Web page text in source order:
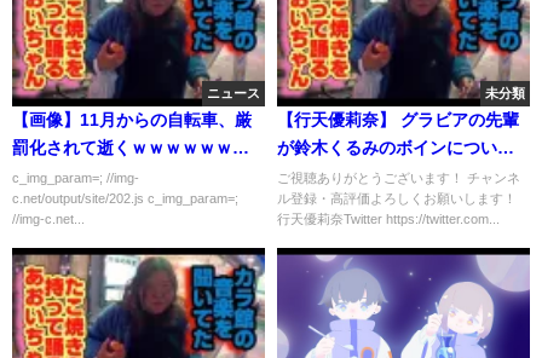
ニュース
【画像】11月からの自転車、厳
罰化されて逝くｗｗｗｗｗｗｗ
ｗ
c_img_param=; //img-
c.net/output/site/202.js c_img_param=;
//img-c.net...
未分類
【行天優莉奈】 グラビアの先輩
が鈴木くるみのボインについて
語る 【AKB48】
ご視聴ありがとうございます！ チャンネ
ル登録・高評価よろしくお願いします！
行天優莉奈Twitter https://twitter.com...